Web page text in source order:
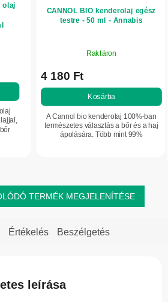
olaj
CANNOL BIO kenderolaj egész
testre - 50 ml - Annabis
Raktáron
4 180 Ft
Kosárba
A Cannol bio kenderolaj 100%-ban
természetes választás a bőr és a haj
ápolására. Több mint 99%
TERMÉK MEGJELENÍTÉSE
Értékelés Beszélgetés
leírása